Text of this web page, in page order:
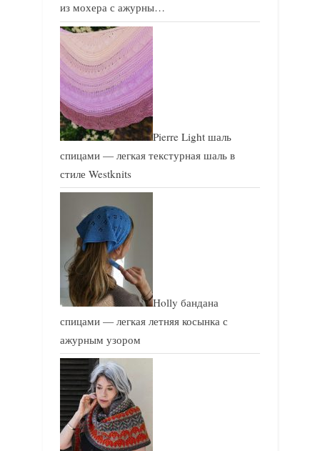
из мохера с ажурны…
Pierre Light шаль
спицами — легкая текстурная шаль в
стиле Westknits
Holly бандана
спицами — легкая летняя косынка с
ажурным узором